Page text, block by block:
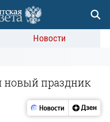
Новости
праздник